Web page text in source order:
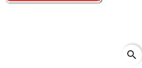
search